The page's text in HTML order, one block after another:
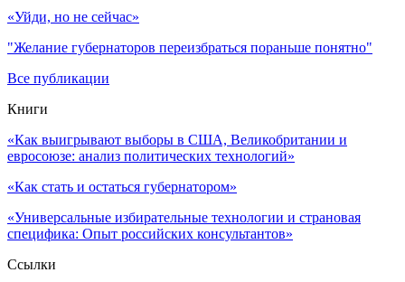
«Уйди, но не сейчас»
"Желание губернаторов переизбраться пораньше понятно"
Все публикации
Книги
«Как выигрывают выборы в США, Великобритании и
евросоюзе: анализ политических технологий»
«Как стать и остаться губернатором»
«Универсальные избирательные технологии и страновая
специфика: Опыт российских консультантов»
Ссылки